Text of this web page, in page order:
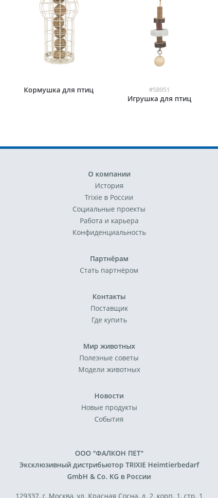
Кормушка для птиц #58951
Игрушка для птиц
О компании
История
Trixie в России
Социальные проекты
Работа и карьера
Конфиденциальность
Партнёрам
Стать партнёром
Контакты
Поставщик
Где купить
Мир животных
Полезные советы
Модели животных
Новости
Новые продукты
События
ООО "ФАЛКОН ПЕТ"
Эксклюзивный дистрибьютор TRIXIE Heimtierbedarf
GmbH & Co. KG в России
129337, г. Москва, ул. Красная Сосна, д. 2, корп. 1, стр. 1